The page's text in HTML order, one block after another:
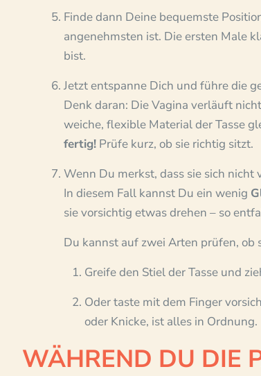
Finde dann Deine bequemste
angenehmsten ist. Die ersten Male
bist.
Jetzt entspanne Dich und führe die
Denk daran: Die Vagina verläuft
weiche, flexible Material der Tasse
fertig!Prüfe kurz, ob sie richtig sitzt.
Wenn Du merkst, dass sie sich
In diesem Fall kannst Du ein wenig
sie vorsichtig etwas drehen – so
Du kannst auf zwei Arten prüfen, ob
Greife den Stiel der Tasse und
Oder taste mit dem Finger
oder Knicke, ist alles in Ordnung.
WÄHREND DU DIE